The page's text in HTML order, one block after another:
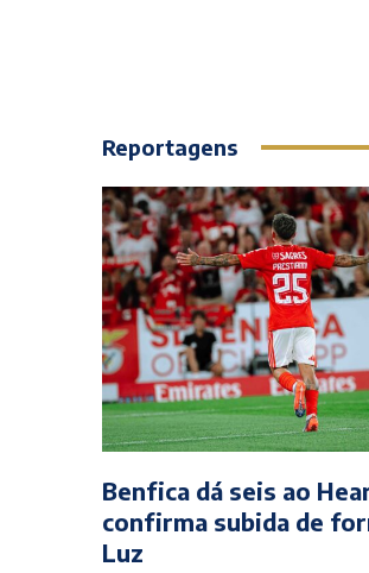
Reportagens
Benfica dá seis ao
confirma subida de
Luz